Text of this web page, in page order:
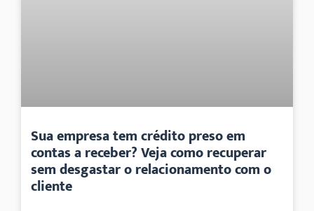
Sua empresa tem crédito preso em
contas a receber? Veja como recuperar
sem desgastar o relacionamento com o
cliente